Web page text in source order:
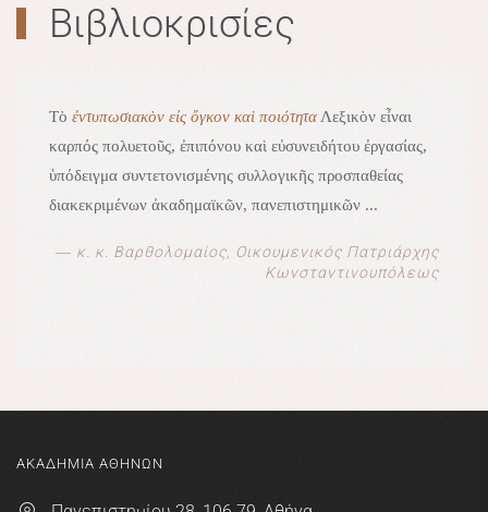
Βιβλιοκρισίες
ἐντυπωσιακὸν εἰς ὄγκον καὶ ποιότηταΛεξικὸν εἶναι
καρπός πολυετοῦς, ἐπιπόνου καὶ εὐσυνειδήτου ἐργασίας,
ὑπόδειγμα συντετονισμένης συλλογικῆς προσπαθείας
διακεκριμένων ἀκαδημαϊκῶν, πανεπιστημικῶν ...
― κ. κ. Βαρθολομαίος, Οικουμενικός Πατριάρχης
Κωνσταντινουπόλεως
ΑΚΑΔΗΜΙΑ ΑΘΗΝΩΝ